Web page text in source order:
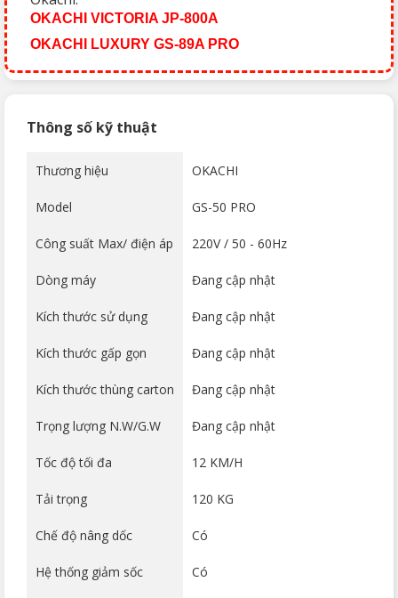
OKACHI VICTORIA JP-800A
OKACHI LUXURY GS-89A PRO
Thông số kỹ thuật
Thương hiệu OKACHI
Model GS-50 PRO
Công suất Max/ điện áp 220V / 50 - 60Hz
Dòng máy Đang cập nhật
Kích thước sử dụng Đang cập nhật
Kích thước gấp gọn Đang cập nhật
Kích thước thùng carton Đang cập nhật
Trọng lượng N.W/G.W Đang cập nhật
Tốc độ tối đa 12 KM/H
Tải trọng 120 KG
Chế độ nâng dốc Có
Hệ thống giảm sốc Có